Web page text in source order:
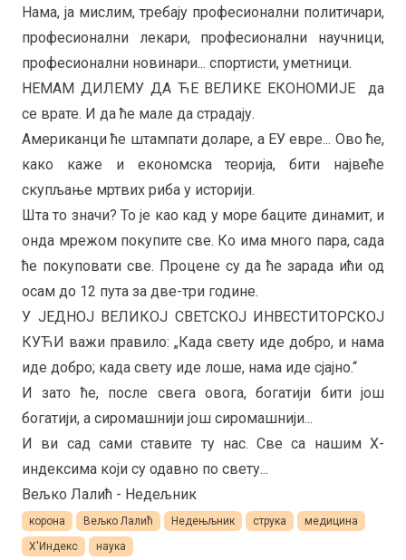
Нама, ја мислим, требају професионални политичари,
професионални лекари, професионални научници,
професионални новинари... спортисти, уметници.
НЕМАМ ДИЛЕМУ ДА ЋЕ ВЕЛИКЕ ЕКОНОМИЈЕ да
се врате. И да ће мале да страдају.
Американци ће штампати доларе, а ЕУ евре... Ово ће,
како каже и економска теорија, бити највеће
скупљање мртвих риба у историји.
Шта то значи? То је као кад у море баците динамит, и
онда мрежом покупите све. Ко има много пара, сада
ће покуповати све. Процене су да ће зарада ићи од
осам до 12 пута за две-три године.
У ЈЕДНОЈ ВЕЛИКОЈ СВЕТСКОЈ ИНВЕСТИТОРСКОЈ
КУЋИ важи правило: „Када свету иде добро, и нама
иде добро; када свету иде лоше, нама иде сјајно.“
И зато ће, после свега овога, богатији бити још
богатији, а сиромашнији још сиромашнији...
И ви сад сами ставите ту нас. Све са нашим Х-
индексима који су одавно по свету...
Вељко Лалић - Недељник
корона Вељко Лалић Недењљник струка
медицина
Х'Индекс
наука